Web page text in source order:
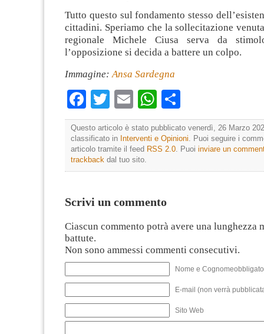
Tutto questo sul fondamento stesso
cittadini. Speriamo che la sollecitazione
regionale Michele Ciusa serva da
l’opposizione si decida a battere un colpo.
Immagine: Ansa Sardegna
Facebook
TwitterEmailWhatsApp
Questo articolo è stato pubblicato venerdì, 26 Marzo
classificato in Interventi e Opinioni . Puoi seguire i
articolo tramite il feed RSS 2.0 . Puoi inviare un
trackback dal tuo sito.
Scrivi un commento
Ciascun commento potrà avere una lunghezza
battute.
Non sono ammessi commenti consecutivi.
Nome e
E-mail (non verrà
Sito Web